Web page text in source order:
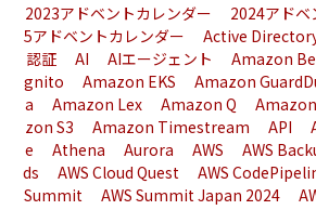
2023アドベントカレンダー 2024アドベ
5アドベントカレンダー
Active
認証
AI AIエージェント Amazon
gnito
Amazon EKS Amazon
a
Amazon Lex Amazon Q
zon S3
Amazon Timestream API
e
Athena Aurora AWS AWS
ds
AWS Cloud Quest AWS
Summit
AWS Summit Japan 2024